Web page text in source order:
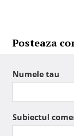
Posteaza
Numele tau
Subiectul